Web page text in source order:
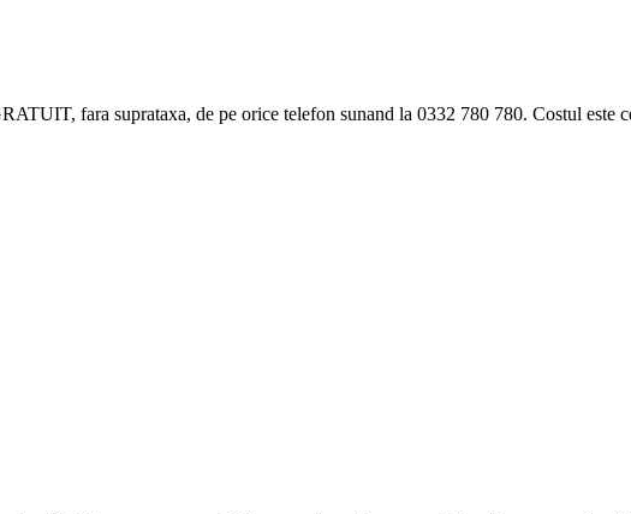
fara suprataxa, de pe orice telefon sunand la 0332 780 780. Costul este